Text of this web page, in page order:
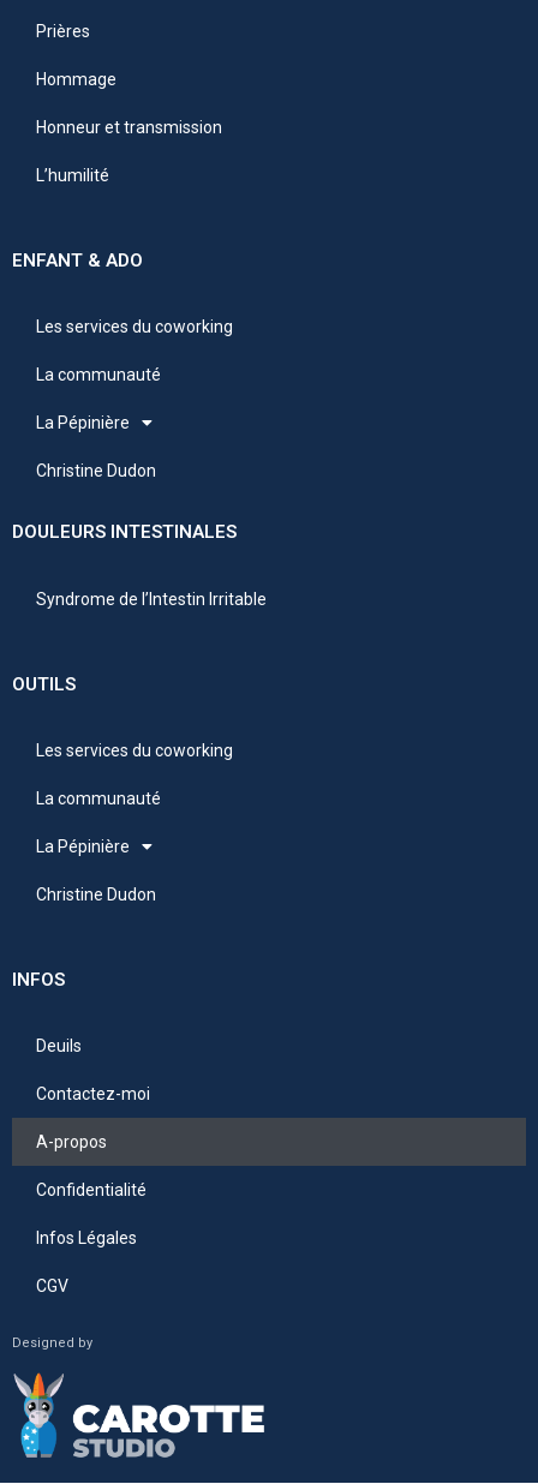
Prières
Hommage
Honneur et transmission
L’humilité
ENFANT & ADO
Les services du coworking
La communauté
La Pépinière
Christine Dudon
DOULEURS INTESTINALES
Syndrome de l’Intestin Irritable
OUTILS
Les services du coworking
La communauté
La Pépinière
Christine Dudon
INFOS
Deuils
Contactez-moi
A-propos
Confidentialité
Infos Légales
CGV
Designed by